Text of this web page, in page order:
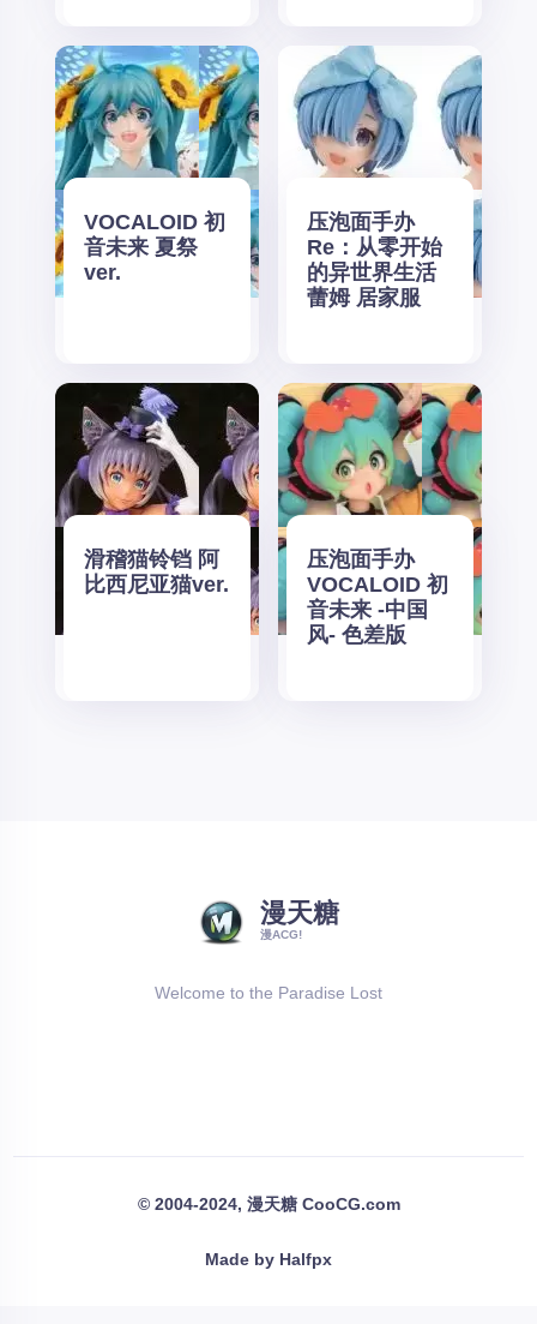
VOCALOID 初
音未来 夏祭
ver.
压泡面手办
Re：从零开始
的异世界生活
蕾姆 居家服
滑稽猫铃铛 阿
比西尼亚猫ver.
压泡面手办
VOCALOID 初
音未来 -中国
风- 色差版
漫天糖
漫ACG!
Welcome to the Paradise Lost
© 2004-2024, 漫天糖 CooCG.com
Made by Halfpx